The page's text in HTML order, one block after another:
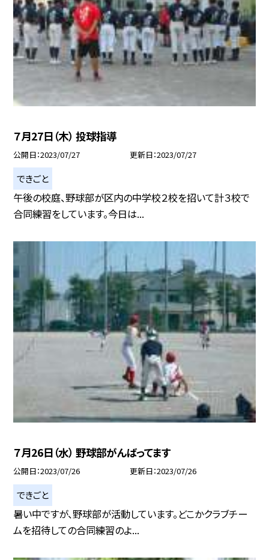
７月27日（木） 投球指導
公開日 2023/07/27 更新日 2023/07/27
できごと
午後の校庭、野球部が区内の中学校２校を招いて計３校で
合同練習をしています。今日は...
７月26日（水） 野球部がんばってます
公開日 2023/07/26 更新日 2023/07/26
できごと
暑い中ですが、野球部が活動しています。どこかクラブチー
ムを招待しての合同練習のよ...